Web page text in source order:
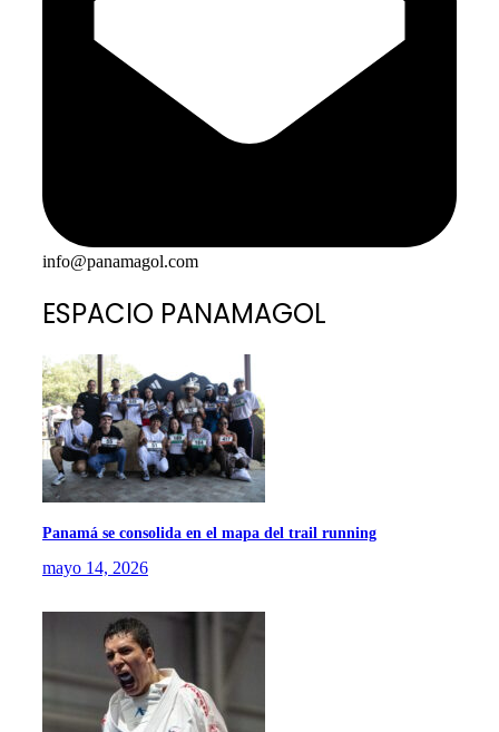
info@panamagol.com
ESPACIO PANAMAGOL
Panamá se consolida en el mapa del trail running
mayo 14, 2026